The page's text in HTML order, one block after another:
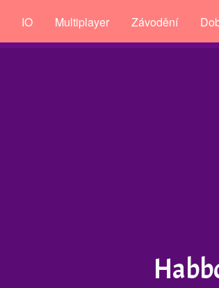
IO Multiplayer Závodění